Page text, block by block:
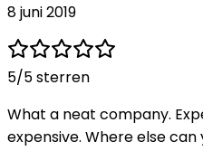
8 juni 2019
5/5 sterren
What a neat company.
expensive. Where else